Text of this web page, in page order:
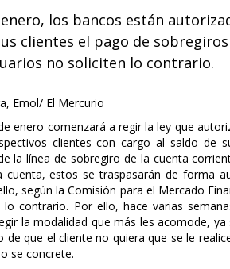
los bancos están
clientes el pago de
no soliciten lo contrario.
Emol/ El Mercurio
enero comenzará a regir la ley que
clientes con cargo al saldo de
la línea de sobregiro de la cuenta
cuenta, estos se traspasarán de forma
según la Comisión para el Mercado
contrario. Por ello, hace varias
la modalidad que más les acomode,
de que el cliente no quiera que se le
se concrete.